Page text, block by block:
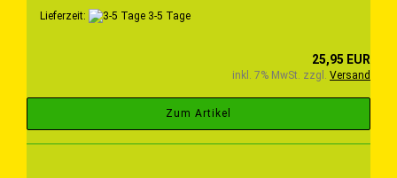
Lieferzeit: 3-5 Tage
25,95 EUR
inkl. 7% MwSt. zzgl. Versand
Zum Artikel